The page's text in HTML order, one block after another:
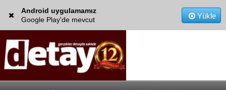
Android uygulamamız
Google Play'de mevcut
Yükle